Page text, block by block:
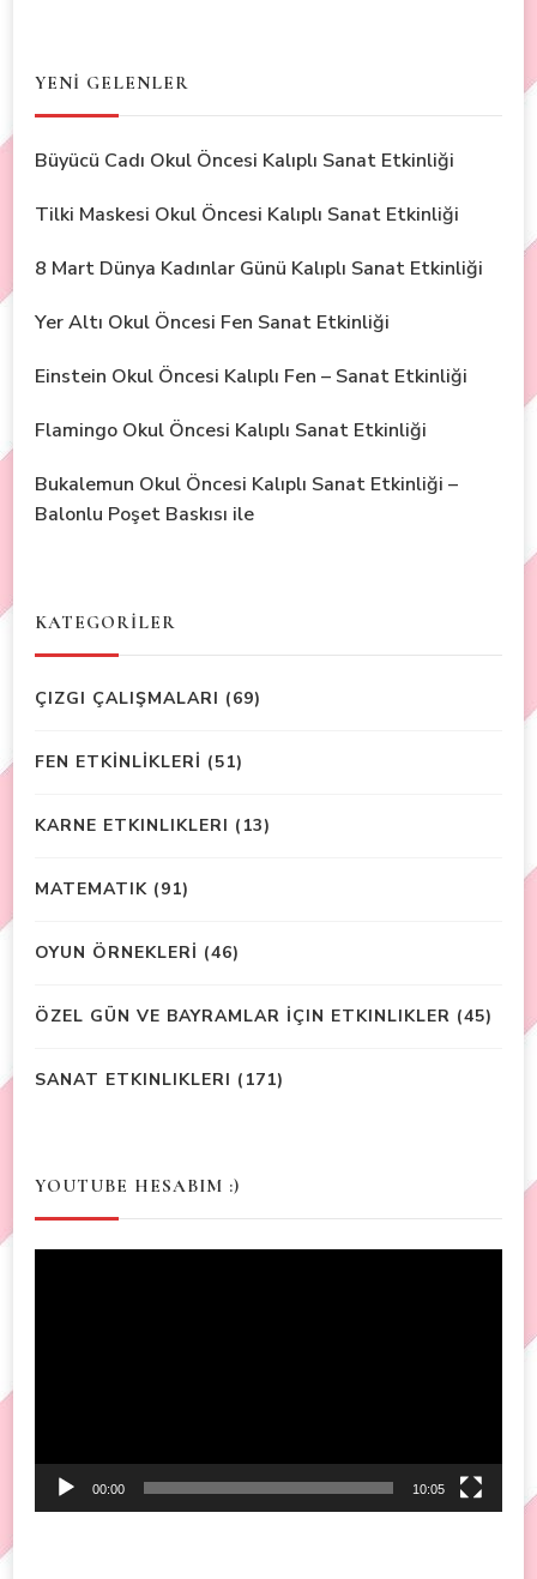
YENİ GELENLER
Büyücü Cadı Okul Öncesi Kalıplı Sanat Etkinliği
Tilki Maskesi Okul Öncesi Kalıplı Sanat Etkinliği
8 Mart Dünya Kadınlar Günü Kalıplı Sanat Etkinliği
Yer Altı Okul Öncesi Fen Sanat Etkinliği
Einstein Okul Öncesi Kalıplı Fen – Sanat Etkinliği
Flamingo Okul Öncesi Kalıplı Sanat Etkinliği
Bukalemun Okul Öncesi Kalıplı Sanat Etkinliği –
Balonlu Poşet Baskısı ile
KATEGORİLER
ÇIZGI ÇALIŞMALARI (69)
FEN ETKİNLİKLERİ (51)
KARNE ETKINLIKLERI (13)
MATEMATIK (91)
OYUN ÖRNEKLERİ (46)
ÖZEL GÜN VE BAYRAMLAR İÇIN ETKINLIKLER (45)
SANAT ETKINLIKLERI (171)
YOUTUBE HESABIM :)
00:00 10:05